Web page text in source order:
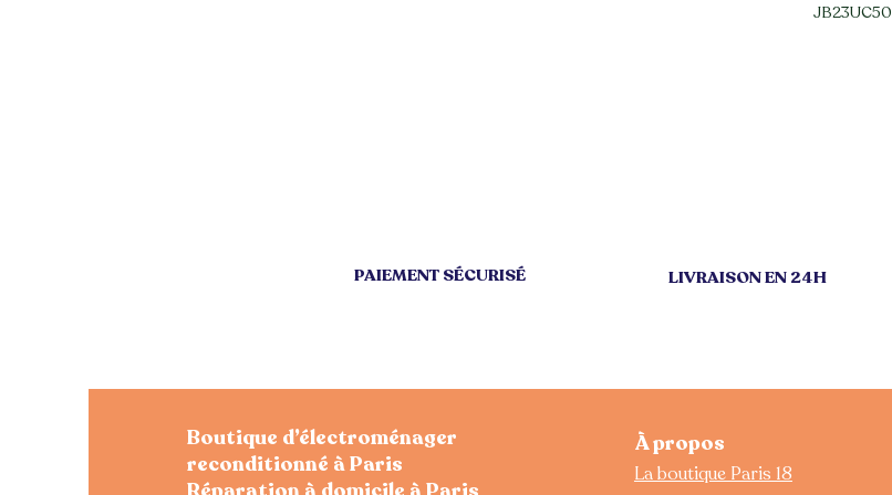
JB23UC50
PAIEMENT SÉCURISÉ LIVRAISON EN 24H
Boutique d’électroménager
reconditionné à Paris
À propos
La boutique Paris 18